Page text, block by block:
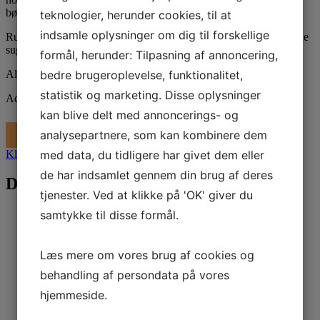
børsterne.
Ruby-modellerne er særligt støjsvage takket være deres patenterede
sugemotor.
Alle vores Adiatek gulvvaskemaskiner er billige på reservedele
Adiatek - Ruby 50 / 50t gulvvasker antal
Tilføj til kurv
Klik her for råd, pris og leasing
Du kunne også være interesseret i…
kr.189,00 kr.236,25 inkl. moms
teknologier, herunder cookies, til at
indsamle oplysninger om dig til forskellige
formål, herunder: Tilpasning af annoncering,
bedre brugeroplevelse, funktionalitet,
statistik og marketing. Disse oplysninger
kan blive delt med annoncerings- og
analysepartnere, som kan kombinere dem
med data, du tidligere har givet dem eller
de har indsamlet gennem din brug af deres
tjenester. Ved at klikke på 'OK' giver du
samtykke til disse formål.
Læs mere om vores brug af cookies og
behandling af persondata på vores
hjemmeside.